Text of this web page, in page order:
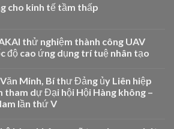
cho kinh tế tầm thấp
thử nghiệm thành công UAV
độ cao ứng dụng trí tuệ nhân tạo
Văn Minh, Bí thư Đảng ủy Liên hiệp
tham dự Đại hội Hội Hàng không –
lần thứ V